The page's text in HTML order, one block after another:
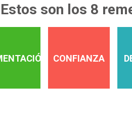
Estos son los 8
CONFIANZA